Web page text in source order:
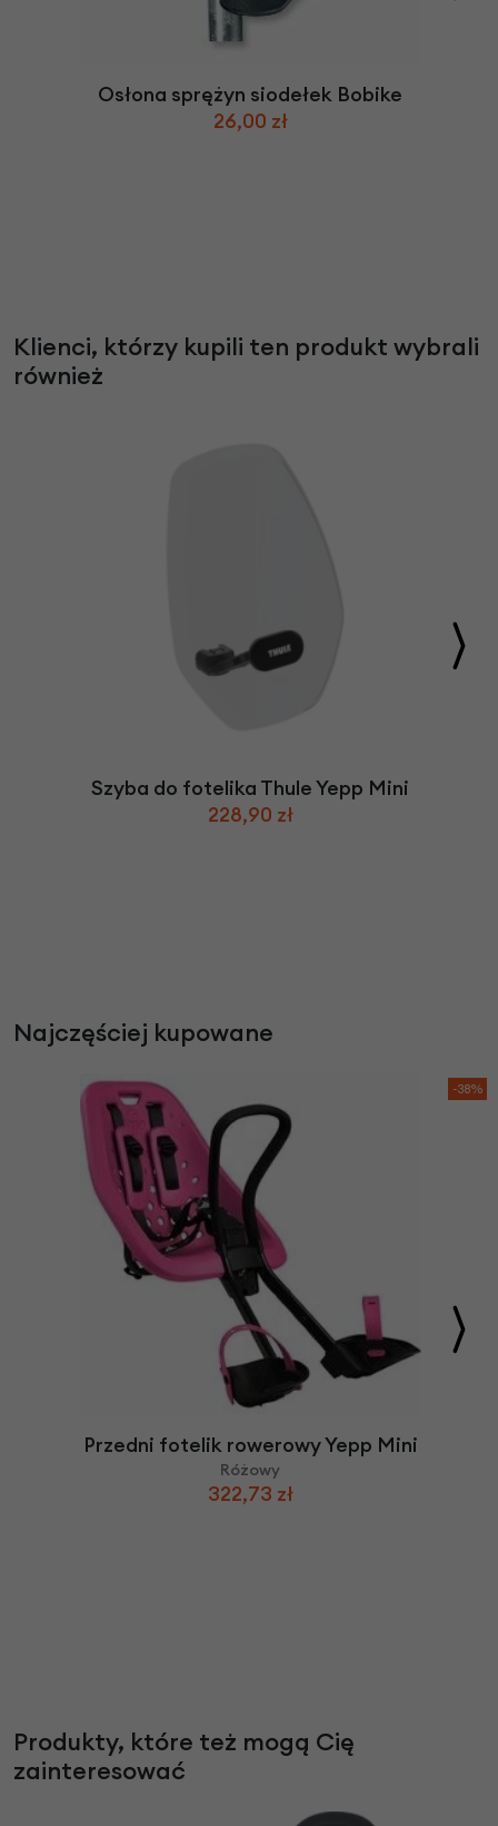
Osłona sprężyn siodełek Bobike
26,00 zł
Klienci, którzy kupili ten produkt wybrali
również
Szyba do fotelika Thule Yepp Mini
228,90 zł
Najczęściej kupowane
-38%
Przedni fotelik rowerowy Yepp Mini
Różowy
322,73 zł
Produkty, które też mogą Cię
zainteresować